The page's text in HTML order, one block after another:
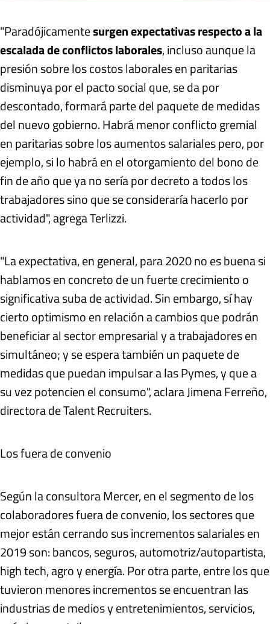
"Paradójicamentesurgen expectativas respecto a la
escalada de conflictos laborales, incluso aunque la
presión sobre los costos laborales en paritarias
disminuya por el pacto social que, se da por
descontado, formará parte del paquete de medidas
del nuevo gobierno. Habrá menor conflicto gremial
en paritarias sobre los aumentos salariales pero, por
ejemplo, si lo habrá en el otorgamiento del bono de
fin de año que ya no sería por decreto a todos los
trabajadores sino que se consideraría hacerlo por
actividad", agrega Terlizzi.
"La expectativa, en general, para 2020 no es buena si
hablamos en concreto de un fuerte crecimiento o
significativa suba de actividad. Sin embargo, sí hay
cierto optimismo en relación a cambios que podrán
beneficiar al sector empresarial y a trabajadores en
simultáneo; y se espera también un paquete de
medidas que puedan impulsar a las Pymes, y que a
su vez potencien el consumo", aclara Jimena Ferreño,
directora de Talent Recruiters.
Los fuera de convenio
Según la consultora Mercer, en el segmento de los
colaboradores fuera de convenio, los sectores que
mejor están cerrando sus incrementos salariales en
2019 son: bancos, seguros, automotriz/autopartista,
high tech, agro y energía. Por otra parte, entre los que
tuvieron menores incrementos se encuentran las
industrias de medios y entretenimientos, servicios,